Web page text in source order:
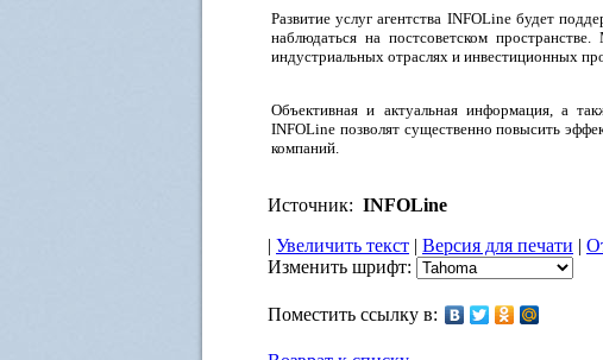
Развитие услуг агентства INFOLine будет
наблюдаться на постсоветском
индустриальных отраслях и инвестиционных
Объективная и актуальная информация, а
INFOLine позволят существенно повысить
компаний.
Источник: INFOLine
| Увеличить текст | Версия для печати |
Изменить шрифт:
Поместить ссылку в: